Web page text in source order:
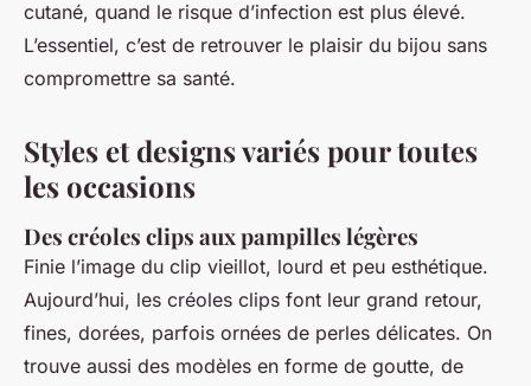
cutané, quand le risque d’infection est plus élevé.
L’essentiel, c’est de retrouver le plaisir du bijou sans
compromettre sa santé.
Styles et designs variés pour toutes
les occasions
Des créoles clips aux pampilles légères
Finie l’image du clip vieillot, lourd et peu esthétique.
Aujourd’hui, les créoles clips font leur grand retour,
fines, dorées, parfois ornées de perles délicates. On
trouve aussi des modèles en forme de goutte, de